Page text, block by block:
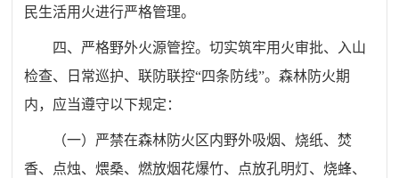
民生活用火进行严格管理。
四、严格野外火源管控。切实筑牢用火审批、入山
检查、日常巡护、联防联控“四条防线”。森林防火期
内，应当遵守以下规定：
（一） 严禁在森林防火区内野外吸烟、烧纸、焚
香、点烛、煨桑、燃放烟花爆竹、点放孔明灯、烧蜂、